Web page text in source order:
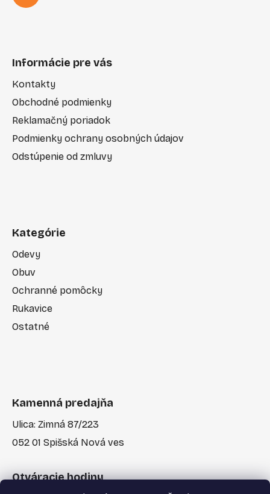
Informácie pre vás
Kontakty
Obchodné podmienky
Reklamačný poriadok
Podmienky ochrany osobných údajov
Odstúpenie od zmluvy
Kategórie
Odevy
Obuv
Ochranné pomôcky
Rukavice
Ostatné
Kamenná predajňa
Ulica: Zimná 87/223
052 01 Spišská Nová ves
Otváracie hodiny